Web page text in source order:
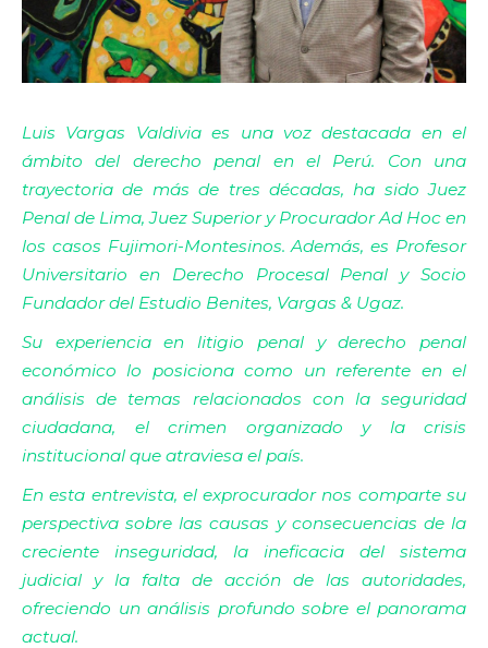
Luis Vargas Valdivia es una voz destacada en el
ámbito del derecho penal en el Perú. Con una
trayectoria de más de tres décadas, ha sido Juez
Penal de Lima, Juez Superior y Procurador Ad Hoc en
los casos Fujimori-Montesinos. Además, es Profesor
Universitario en Derecho Procesal Penal y Socio
Fundador del Estudio Benites, Vargas & Ugaz.
Su experiencia en litigio penal y derecho penal
económico lo posiciona como un referente en el
análisis de temas relacionados con la seguridad
ciudadana, el crimen organizado y la crisis
institucional que atraviesa el país.
En esta entrevista, el exprocurador nos comparte su
perspectiva sobre las causas y consecuencias de la
creciente inseguridad, la ineficacia del sistema
judicial y la falta de acción de las autoridades,
ofreciendo un análisis profundo sobre el panorama
actual.